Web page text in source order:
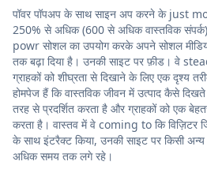
पॉवर पॉपअप के साथ साइन अप करने के just
250% से अधिक (600 से अधिक वास्तविक
powr सोशल का उपयोग करके अपने सोशल
तक बढ़ा दिया है। उनकी साइट पर फ़ीड। वे
ग्राहकों को शीघ्रता से दिखाने के लिए एक दृश्य
होमपेज हैं कि वास्तविक जीवन में उत्पाद कैसे
तरह से प्रदर्शित करता है और ग्राहकों को एक
करता है। वास्तव में वे coming to कि विज़िटर
के साथ इंटरैक्ट किया, उनकी साइट पर किसी
अधिक समय तक लगे रहे।